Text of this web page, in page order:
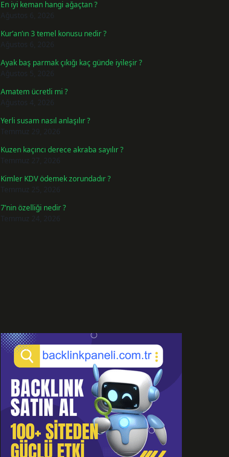
En iyi keman hangi ağaçtan ?
Ağustos 6, 2026
Kur’an’ın 3 temel konusu nedir ?
Ağustos 6, 2026
Ayak baş parmak çıkığı kaç günde iyileşir ?
Ağustos 5, 2026
Amatem ücretli mi ?
Ağustos 4, 2026
Yerli susam nasıl anlaşılır ?
Temmuz 29, 2026
Kuzen kaçıncı derece akraba sayılır ?
Temmuz 27, 2026
Kimler KDV ödemek zorundadır ?
Temmuz 25, 2026
7’nin özelliği nedir ?
Temmuz 24, 2026